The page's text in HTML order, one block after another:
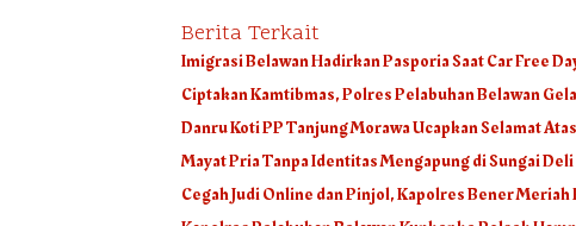
Berita Terkait
Imigrasi Belawan Hadirkan Pasporia Saat Car Free
Ciptakan Kamtibmas, Polres Pelabuhan Belawan
Danru Koti PP Tanjung Morawa Ucapkan Selamat
Mayat Pria Tanpa Identitas Mengapung di Sungai Deli
Cegah Judi Online dan Pinjol, Kapolres Bener